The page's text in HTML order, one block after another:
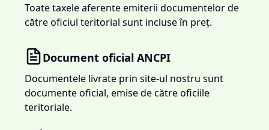
Toate taxele aferente emiterii documentelor de
către oficiul teritorial sunt incluse în preț.
Document oficial ANCPI
Documentele livrate prin site-ul nostru sunt
documente oficial, emise de către oficiile
teritoriale.